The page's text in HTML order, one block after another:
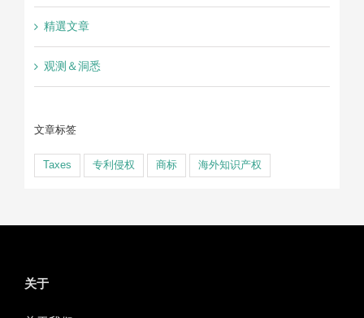
精選文章
观测＆洞悉
文章标签
Taxes 专利侵权 商标 海外知识产权
关于